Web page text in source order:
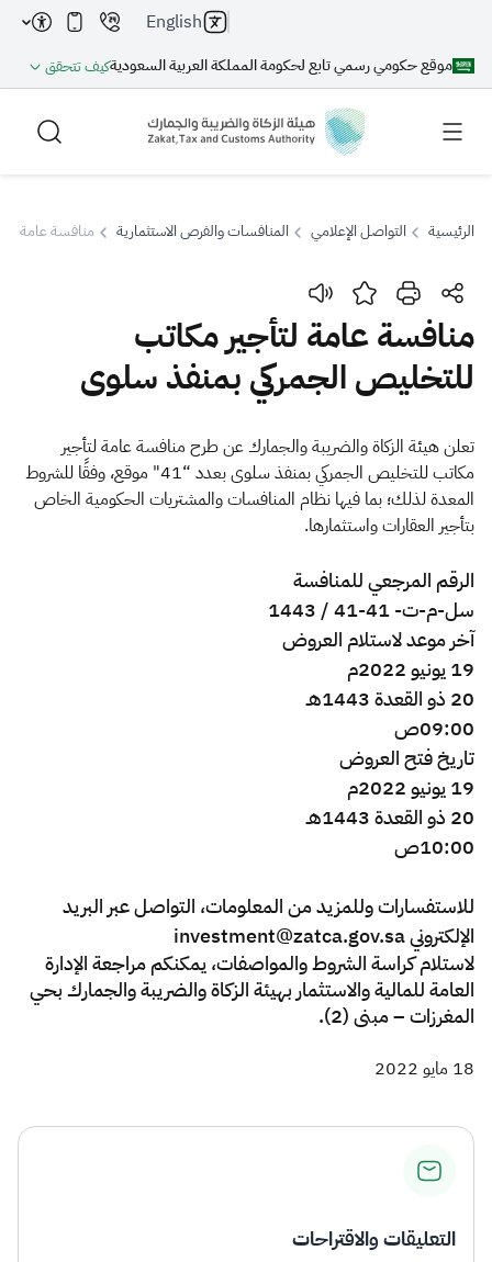
موقع حكومي رسمي تابع لحكومة المملكة العربية السعوديةكيف تتحقق
English
بحث
بحث بحث AI
اقتراحات
الزكاة الجمارك
ضريبة القيمة المضافة
الإقرار الضريبي
الرئيسية التواصل الإعلامي المنافسات والفرص الاستثمارية منافسة عامة
منافسة عامة لتأجير مكاتب
للتخليص الجمركي بمنفذ سلوى
​​​​​​تعلن هيئة الزكاة والضريبة والجمارك عن طرح منافسة عامة لتأجير
مكاتب للتخليص الجمركي بمنفذ سلوى بعدد “41" موقع، وفقًا للشروط
المعدة لذلك؛ بما فيها نظام المنافسات والمشتريات الحكومية الخاص
بتأجير العقارات واستثمارها.​
الرقم المرجعي للمنافسة
سل-م-ت- 41-41 / 1443
آخر موعد لاستلام العروض
19 يونيو 2022م
20 ذو القعدة1443هـ
09:00ص
تاريخ فتح العروض
19 يونيو 2022م
20 ذو القعدة 1443هـ
10:00ص
للاستفسارات وللمزيد من المعلومات، التواصل عبر البريد
الإلكتروني investment@zatca.gov.sa
لاستلام كراسة الشروط والمواصفات، يمكنكم مراجعة الإدارة
العامة للمالية والاستثمار بهيئة الزكاة والضريبة والجمارك بحي
المغرزات – مبنى (2).
18 مايو 2022
التعليقات والاقتراحات